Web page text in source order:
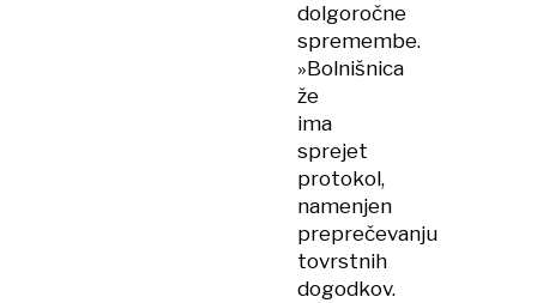
dolgoročne
spremembe.
»Bolnišnica
že
ima
sprejet
protokol,
namenjen
preprečevanju
tovrstnih
dogodkov.